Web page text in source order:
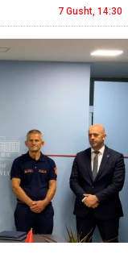
7 Gusht, 14:30